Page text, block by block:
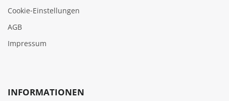
Cookie‑Einstellungen
AGB
Impressum
INFORMATIONEN